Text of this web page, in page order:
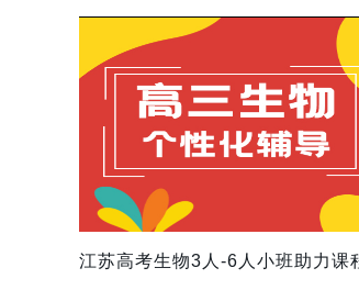
江苏高考生物3人-6人小班助力课